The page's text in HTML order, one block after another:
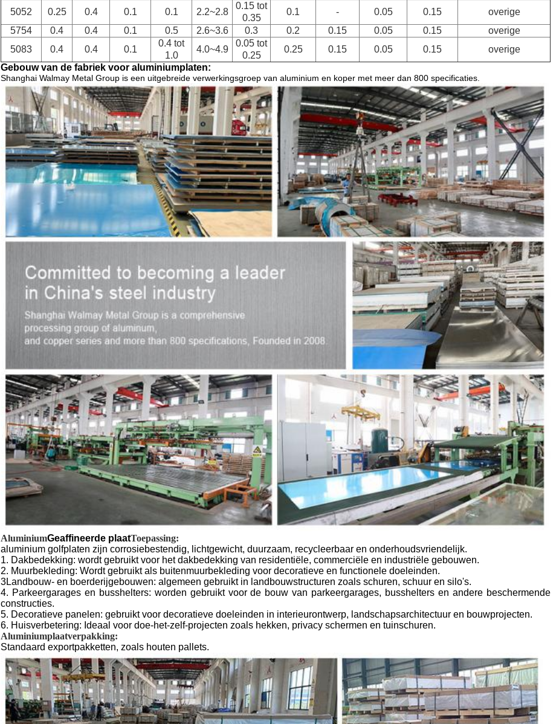
5052 0.25 0.4 0.1 0.1 2.2~2.8
0.15 tot
0.35
0.1 - 0.05 0.15
overige
5754
0.4 0.4 0.1 0.5 2.6~3.6 0.3 0.2 0.15 0.05 0.15
overige
5083
0.4 0.4 0.1
0.4 tot
1.0
4.0~4.9
0.05 tot
0.25
0.25 0.15 0.05 0.15
overige
Gebouw van de fabriek voor aluminiumplaten:
Shanghai Walmay Metal Group is een uitgebreide verwerkingsgroep van aluminium en koper met meer dan 800 specificaties.
AluminiumGeaffineerde plaatToepassing:
aluminium golfplaten zijn corrosiebestendig, lichtgewicht, duurzaam, recycleerbaar en onderhoudsvriendelijk.
1. Dakbedekking: wordt gebruikt voor het dakbedekking van residentiële, commerciële en industriële gebouwen.
2. Muurbekleding: Wordt gebruikt als buitenmuurbekleding voor decoratieve en functionele doeleinden.
3Landbouw- en boerderijgebouwen: algemeen gebruikt in landbouwstructuren zoals schuren, schuur en silo's.
4. Parkeergarages en busshelters: worden gebruikt voor de bouw van parkeergarages, busshelters en andere beschermende
constructies.
5. Decoratieve panelen: gebruikt voor decoratieve doeleinden in interieurontwerp, landschapsarchitectuur en bouwprojecten.
6. Huisverbetering: Ideaal voor doe-het-zelf-projecten zoals hekken, privacy schermen en tuinschuren.
Aluminiumplaatverpakking:
Standaard exportpakketten, zoals houten pallets.